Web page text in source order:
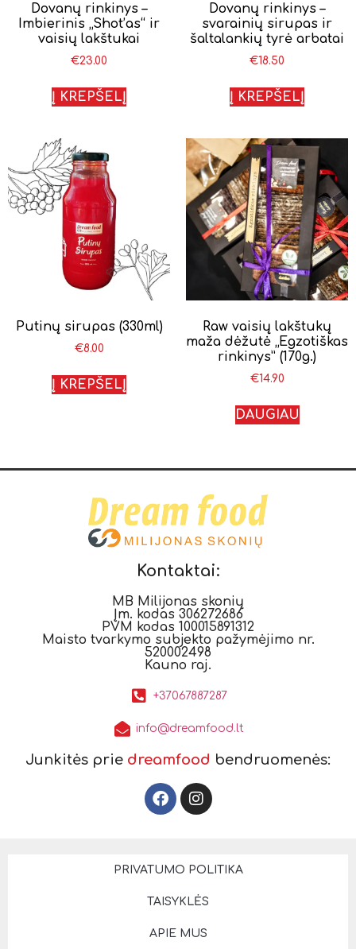
Dovanų rinkinys –
Imbierinis „Shot’as“ ir
vaisių lakštukai
€23.00
Į KREPŠELĮ
Dovanų rinkinys –
svarainių sirupas ir
šaltalankių tyrė arbatai
€18.50
Į KREPŠELĮ
Putinų sirupas (330ml)
€8.00
Į KREPŠELĮ
Raw vaisių lakštukų
maža dėžutė „Egzotiškas
rinkinys” (170g.)
€14.90
DAUGIAU
Kontaktai:
MB Milijonas skonių
Įm. kodas 306272686
PVM kodas 100015891312
Maisto tvarkymo subjekto pažymėjimo nr.
520002498
Kauno raj.
+37067887287
info@dreamfood.lt
Junkitės prie dreamfood bendruomenės:
PRIVATUMO POLITIKA
TAISYKLĖS
APIE MUS